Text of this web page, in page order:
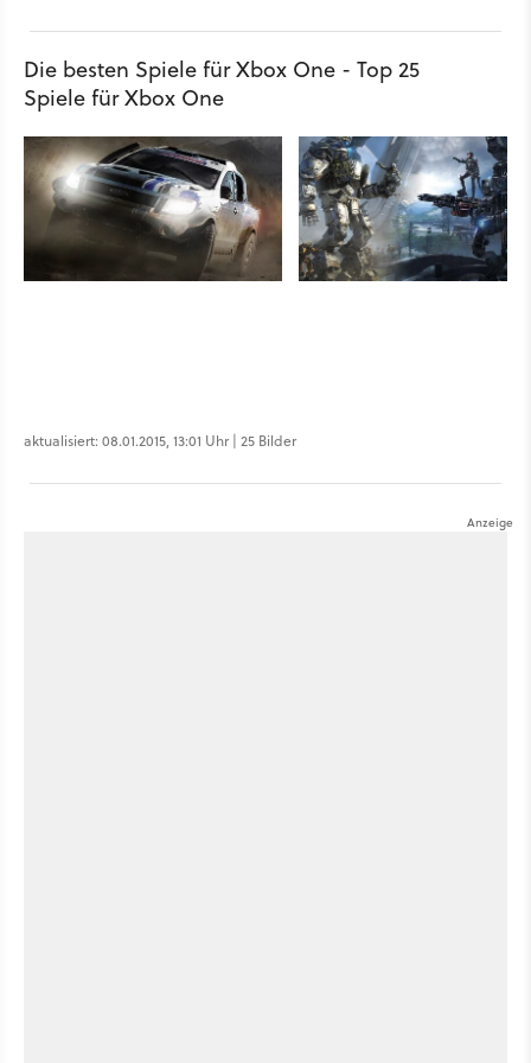
Die besten Spiele für Xbox One - Top 25
Spiele für Xbox One
aktualisiert: 08.01.2015, 13:01 Uhr | 25 Bilder